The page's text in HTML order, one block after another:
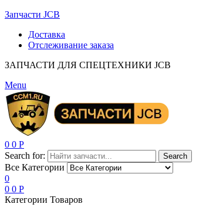
Запчасти JCB
Доставка
Отслеживание заказа
ЗАПЧАСТИ ДЛЯ СПЕЦТЕХНИКИ JCB
Menu
0 0 Р
Search for:
Search
Все Категории
0
0 0 Р
Категории Товаров